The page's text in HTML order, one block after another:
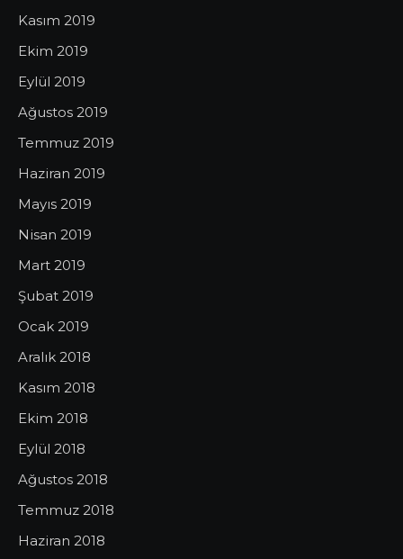
Kasım 2019
Ekim 2019
Eylül 2019
Ağustos 2019
Temmuz 2019
Haziran 2019
Mayıs 2019
Nisan 2019
Mart 2019
Şubat 2019
Ocak 2019
Aralık 2018
Kasım 2018
Ekim 2018
Eylül 2018
Ağustos 2018
Temmuz 2018
Haziran 2018